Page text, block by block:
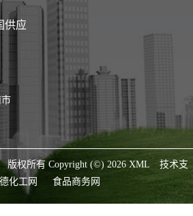
供应
版权所有 Copyright (©) 2026XML
技术支
化工网 食品商务网